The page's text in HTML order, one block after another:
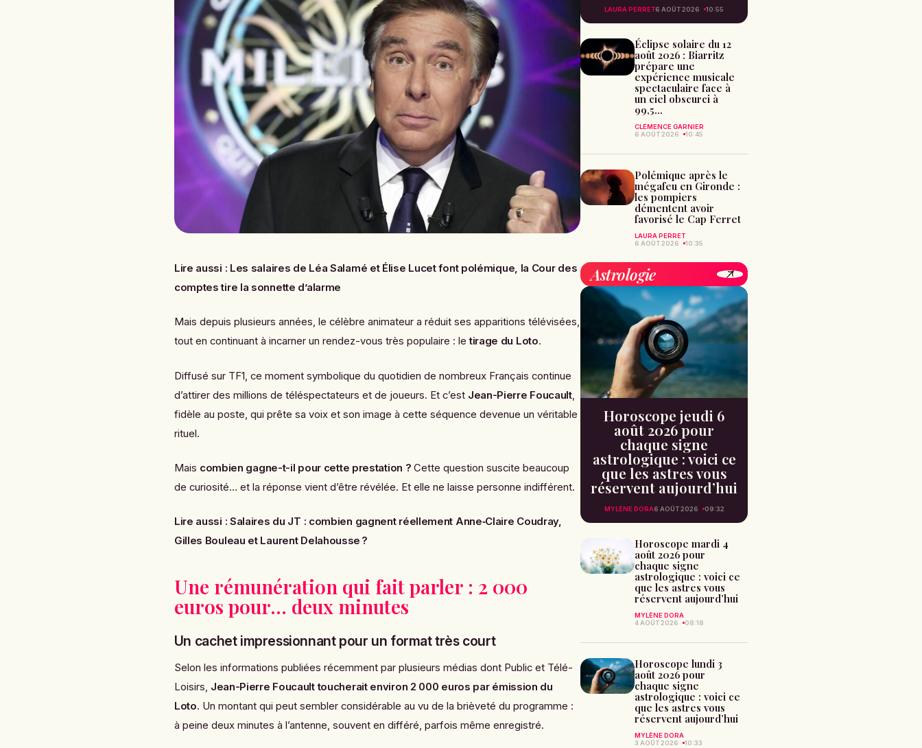
Lire aussi : Les salaires de Léa Salamé et Élise Lucet font polémique, la Cour des
comptes tire la sonnette d’alarme
Mais depuis plusieurs années, le célèbre animateur a réduit ses apparitions télévisées,
tout en continuant à incarner un rendez-vous très populaire : letirage du Loto.
Diffusé sur TF1, ce moment symbolique du quotidien de nombreux Français continue
d’attirer des millions de téléspectateurs et de joueurs. Et c’est Jean-Pierre Foucault,
fidèle au poste, qui prête sa voix et son image à cette séquence devenue un véritable
rituel.
Mais combien gagne-t-il pour cette prestation ? Cette question suscite beaucoup
de curiosité… et la réponse vient d’être révélée. Et elle ne laisse personne indifférent.
Lire aussi : Salaires du JT : combien gagnent réellement Anne‑Claire Coudray,
Gilles Bouleau et Laurent Delahousse ?
Une rémunération qui fait parler : 2 000
euros pour… deux minutes
Un cachet impressionnant pour un format très court
Selon les informations publiées récemment par plusieurs médias dont Publicet Télé-
Loisirs, Jean-Pierre Foucault toucherait environ 2 000 euros par émission du
Loto. Un montant qui peut sembler considérable au vu de la brièveté du programme :
à peine deux minutes à l’antenne, souvent en différé, parfois même enregistré.
LAURA PERRET6 AOÛT 2026 10:55
Éclipse solaire du 12
août 2026 : Biarritz
prépare une
expérience musicale
spectaculaire face à
un ciel obscurci à
99,5...
CLÉMENCE GARNIER
6 AOÛT 2026
10:45
Polémique après le
mégafeu en Gironde :
les pompiers
démentent avoir
favorisé le Cap Ferret
LAURA PERRET
6 AOÛT 2026
10:35
Astrologie
Horoscope jeudi 6
août 2026 pour
chaque signe
astrologique : voici ce
que les astres vous
réservent aujourd’hui
MYLÈNE DORA6 AOÛT 2026 09:32
Horoscope mardi 4
août 2026 pour
chaque signe
astrologique : voici ce
que les astres vous
réservent aujourd’hui
MYLÈNE DORA
4 AOÛT 2026
08:18
Horoscope lundi 3
août 2026 pour
chaque signe
astrologique : voici ce
que les astres vous
réservent aujourd’hui
MYLÈNE DORA
3 AOÛT 2026
10:33